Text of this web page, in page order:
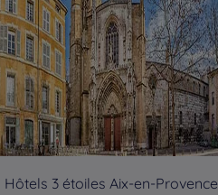
Hôtels 3 étoiles Aix-en-Provence